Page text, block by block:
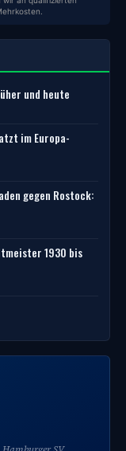
und heute
im Europa-
gegen Rostock:
1930 bis